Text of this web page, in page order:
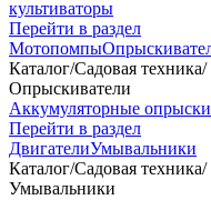
культиваторы
Перейти в раздел
Мотопомпы
Каталог/Садовая техника/
Опрыскиватели
Аккумуляторные
Перейти в раздел
ДвигателиУмывальники
Каталог/Садовая техника/
Умывальники